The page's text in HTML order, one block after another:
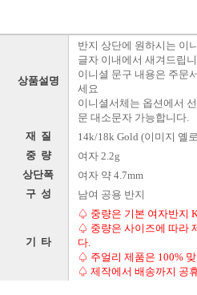
상품설명
반지 상단에 원하시는 이
글자 이내에서 새겨드립
이니셜 문구 내용은 주문
세요
이니셜서체는 옵션에서
문 대소문자 가능합니다.
재 질 14k/18k Gold (이미지 옐
중 량 여자 2.2g
상단폭 여자 약 4.7mm
구 성 남여 공용 반지
기 타
♤ 중량은 기본 여자반지
♤ 중량은 사이즈에 따라
다.
♤ 주얼리 제품은 100%
♤ 제작에서 배송까지 공